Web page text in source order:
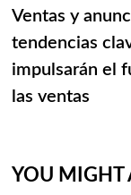
Ventas y
tendencias
impulsarán el
las ventas
YOU MIGHT